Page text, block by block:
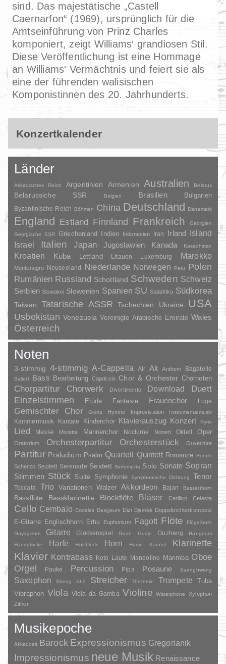
sind. Das majestätische „Castell
Caernarfon“ (1969), ursprünglich für die
Amtseinführung von Prinz Charles
komponiert, zeigt Williams‘ grandiosen Stil.
Diese Veröffentlichung ist eine Hommage
an Williams‘ Vermächtnis und feiert sie als
eine der führenden walisischen
Komponistinnen des 20. Jahrhunderts.
Konzertkalender
Länder
Akkadisches Reich Argentinien Armenien Australien Belarus
Belarussiche SSR Belgien Brasilien Bulgarien
Byzantinische Reich Böhmen China Deutschland Dänemark
England Estland Finnland Frankreich
Georgien
Georgische SSR
Griechenland Indien Indonesien Iran Irland
Island
Israel
Italien Japan Jugoslawien Kanada Kasachstan
Kroatien Kuba Lettland Litauen Luxemburg Marokko
Montenegro Neuseeland Niederlande Norwegen Peru
Polen
Rumänien Russland Schottland Schweden Schweiz
Serbien Slowakei Slowenien Spanien SU Südafrika Südkorea
Taiwan Tatarische ASSR Tschechien Ukraine USA
Usbekistan Venezuela Vereinigte Arabische Emirate Wales
Österreich
Noten
3-stimmig 4-stimmig A-Cappella Air Alt Anthem Bagatelle
Ballett Bass Bearbeitung Capriccio Chor & Orchester Chornoten
Chorpartitur Chorwerk Divertimento Download
Duett
Einzelstimmen
Etüde Fantasie Frauenchor Fuge
Gemischter Chor Gloria Hymne Improvisation Instrumentalmusik
Kammermusik Kantate Kinderchor Klavierauszug Konzert Kyrie
Lied Messe Motette Männerchor Nocturne Nonett Oktett Oper
Oratorium Orchesterpartitur Orchesterstück Ouvertüre
Partitur Präludium Psalm Quartett Quintett Romanze Rondo
Scherzo Septett Serenade Sextett Sinfonietta Solo Sonate Sopran
Stimmen Stück Suite Symphonie Symphonische Dichtung Tenor
Toccata Trio Variationen Walzer Akkordeon Bajan Bassetthorn
Bassflöte Bassklarinette Blockflöte Bläser Carillon Celesta
Cello Cembalo Crotales Daegeum Dizi Djembé Doppeltrichtertrompete
E-Gitarre Englischhorn Erhu Euphonium Fagott Flöte
Flügelhorn
Gayageum
Gitarre Glockenspiel Guan Guqin Guzheng
Haegeum
Handglocke
Harfe Holzblock Horn Huqin Kannel Klarinette
Klavier Kontrabass Koto Laute Mandoline Marimba Oboe
Orgel Pauke Percussion Pipa Posaune Saenghwang
Saxophon Sheng Shō Streicher Theremin Trompete
Tuba
Vibraphon Viola Viola da Gamba Violine Waterphone
Xylophon
Zither
Musikepoche
Akkadzeit Barock Expressionismus Gregorianik
Impressionismus neue Musik Renaissance